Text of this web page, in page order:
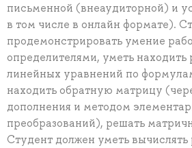
письменной (внеаудиторной) и
в том числе в онлайн формате).
продемонстрировать умение
определителями, уметь
линейных уравнений по
находить обратную матрицу
дополнения и методом
преобразований), решать
Студент должен уметь